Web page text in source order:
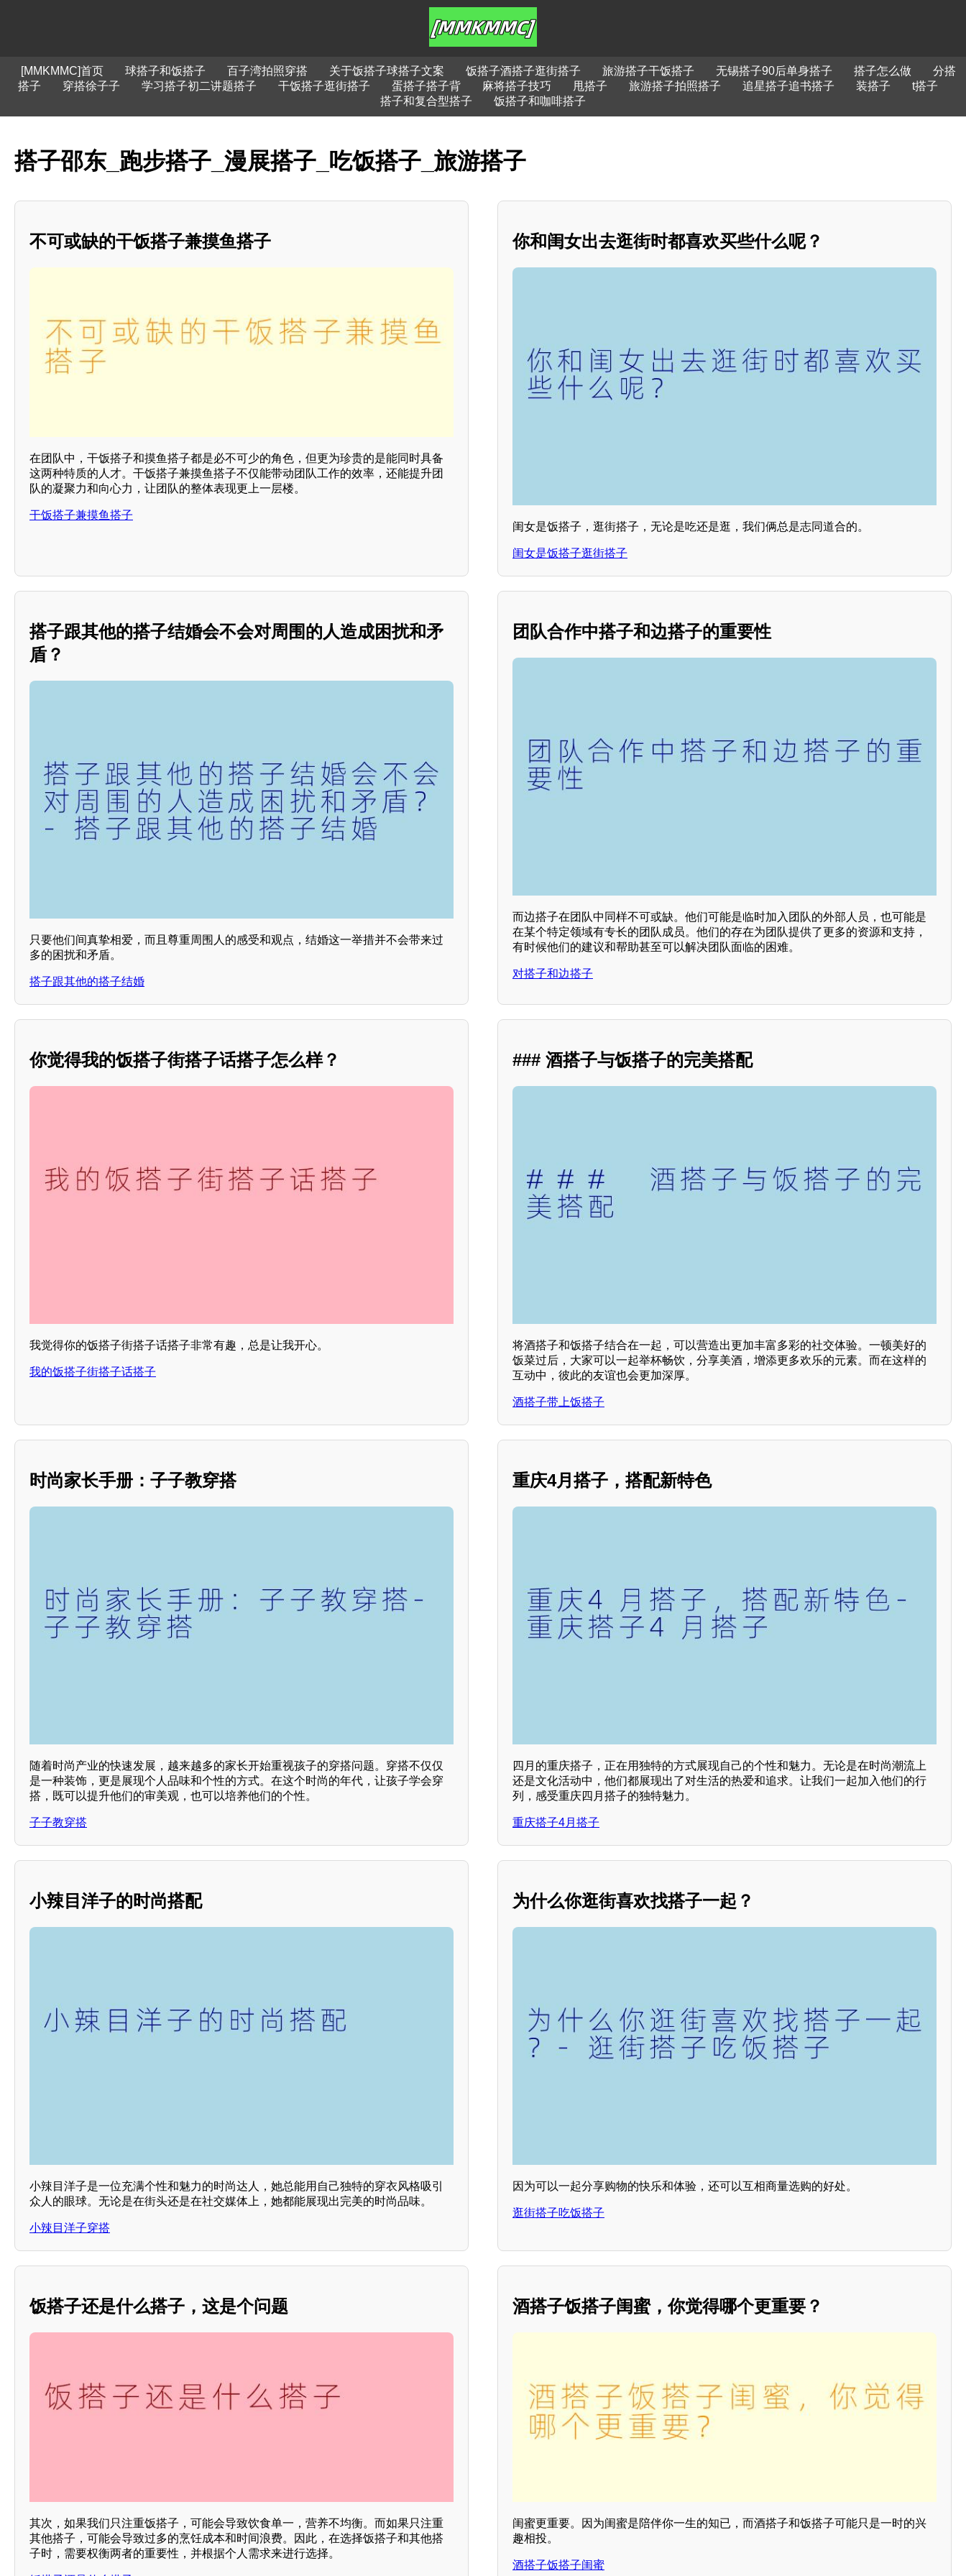
[MMKMMC]首页 球搭子和饭搭子 百子湾拍照穿搭 关于饭搭子球搭子文案 饭搭子酒搭子逛街搭子 旅游搭子干饭搭子 无锡搭子90后单身搭子 搭子怎么做
分搭
搭子
穿搭徐子子 学习搭子初二讲题搭子 干饭搭子逛街搭子 蛋搭子搭子背 麻将搭子技巧 甩搭子 旅游搭子拍照搭子 追星搭子追书搭子 装搭子
t搭子
搭子和复合型搭子
饭搭子和咖啡搭子
搭子邵东_跑步搭子_漫展搭子_吃饭搭子_旅游搭子
不可或缺的干饭搭子兼摸鱼搭子
在团队中，干饭搭子和摸鱼搭子都是必不可少的角色，但更为珍贵的是能同时具备
这两种特质的人才。干饭搭子兼摸鱼搭子不仅能带动团队工作的效率，还能提升团
队的凝聚力和向心力，让团队的整体表现更上一层楼。
干饭搭子兼摸鱼搭子
你和闺女出去逛街时都喜欢买些什么呢？
闺女是饭搭子，逛街搭子，无论是吃还是逛，我们俩总是志同道合的。
闺女是饭搭子逛街搭子
搭子跟其他的搭子结婚会不会对周围的人造成困扰和矛
盾？
只要他们间真挚相爱，而且尊重周围人的感受和观点，结婚这一举措并不会带来过
多的困扰和矛盾。
搭子跟其他的搭子结婚
团队合作中搭子和边搭子的重要性
而边搭子在团队中同样不可或缺。他们可能是临时加入团队的外部人员，也可能是
在某个特定领域有专长的团队成员。他们的存在为团队提供了更多的资源和支持，
有时候他们的建议和帮助甚至可以解决团队面临的困难。
对搭子和边搭子
你觉得我的饭搭子街搭子话搭子怎么样？
我觉得你的饭搭子街搭子话搭子非常有趣，总是让我开心。
我的饭搭子街搭子话搭子
### 酒搭子与饭搭子的完美搭配
将酒搭子和饭搭子结合在一起，可以营造出更加丰富多彩的社交体验。一顿美好的
饭菜过后，大家可以一起举杯畅饮，分享美酒，增添更多欢乐的元素。而在这样的
互动中，彼此的友谊也会更加深厚。
酒搭子带上饭搭子
时尚家长手册：子子教穿搭
随着时尚产业的快速发展，越来越多的家长开始重视孩子的穿搭问题。穿搭不仅仅
是一种装饰，更是展现个人品味和个性的方式。在这个时尚的年代，让孩子学会穿
搭，既可以提升他们的审美观，也可以培养他们的个性。
子子教穿搭
重庆4月搭子，搭配新特色
四月的重庆搭子，正在用独特的方式展现自己的个性和魅力。无论是在时尚潮流上
还是文化活动中，他们都展现出了对生活的热爱和追求。让我们一起加入他们的行
列，感受重庆四月搭子的独特魅力。
重庆搭子4月搭子
小辣目洋子的时尚搭配
小辣目洋子是一位充满个性和魅力的时尚达人，她总能用自己独特的穿衣风格吸引
众人的眼球。无论是在街头还是在社交媒体上，她都能展现出完美的时尚品味。
小辣目洋子穿搭
为什么你逛街喜欢找搭子一起？
因为可以一起分享购物的快乐和体验，还可以互相商量选购的好处。
逛街搭子吃饭搭子
饭搭子还是什么搭子，这是个问题
其次，如果我们只注重饭搭子，可能会导致饮食单一，营养不均衡。而如果只注重
其他搭子，可能会导致过多的烹饪成本和时间浪费。因此，在选择饭搭子和其他搭
子时，需要权衡两者的重要性，并根据个人需求来进行选择。
酒搭子饭搭子闺蜜，你觉得哪个更重要？
闺蜜更重要。因为闺蜜是陪伴你一生的知已，而酒搭子和饭搭子可能只是一时的兴
趣相投。
酒搭子饭搭子闺蜜